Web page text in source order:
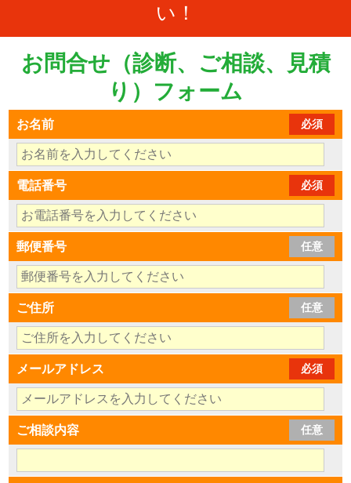
い！
お問合せ（診断、ご相談、見積
り）フォーム
お名前 必須
電話番号 必須
郵便番号 任意
ご住所 任意
メールアドレス 必須
ご相談内容 任意